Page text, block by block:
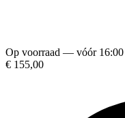
Op voorraad — vóór 16:00
€ 155,00